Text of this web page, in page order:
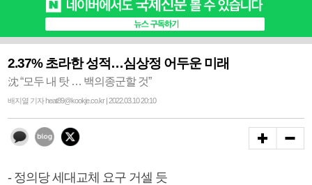
2.37% 초라한 성적…심상정 어두운 미래
沈 “모두 내 탓 … 백의종군할 것”
배지열 기자 heat89@kookje.co.kr | 2022.03.10 20:10
- 정의당 세대교체 요구 거셀 듯